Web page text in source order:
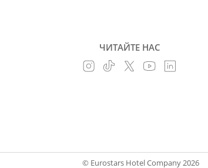
ЧИТАЙТЕ НАС
© Eurostars Hotel Company 2026